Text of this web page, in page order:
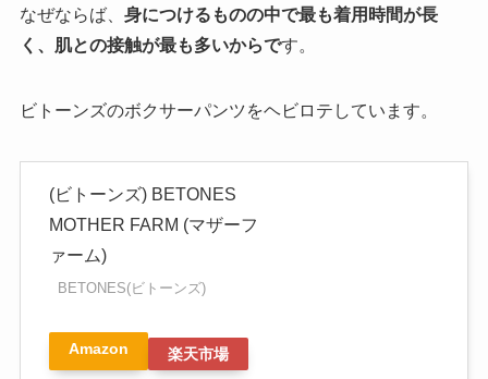
なぜならば、 身につけるものの中で最も着用時間が長
く、肌との接触が最も多いからです。
ビトーンズのボクサーパンツをヘビロテしています。
(ビトーンズ) BETONES
MOTHER FARM (マザーフ
ァーム)
BETONES(ビトーンズ)
Amazon 楽天市場